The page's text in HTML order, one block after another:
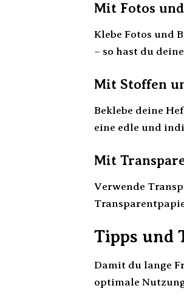
Mit Fotos
Klebe Fotos und
– so hast du
Mit Stoffen
Beklebe deine
eine edle und
Mit
Verwende
Tipps und
Damit du lange
optimale